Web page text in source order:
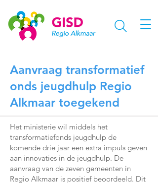
Aanvraag transformatief
onds jeugdhulp Regio
Alkmaar toegekend
Het ministerie wil middels het
transformatiefonds jeugdhulp de
komende drie jaar een extra impuls geven
aan innovaties in de jeugdhulp. De
aanvraag van de zeven gemeenten in
Regio Alkmaar is positief beoordeeld. Dit